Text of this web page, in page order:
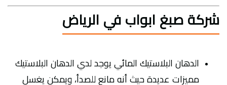
شركة صبغ ابواب في الرياض
الدهان البلاستيك المائي يوجد لدي الدهان البلاستيك
مميزات عديدة حيث أنه مانع للصدأ، ويمكن يغسل